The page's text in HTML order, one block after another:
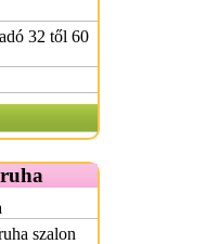
32 től 60
szalon